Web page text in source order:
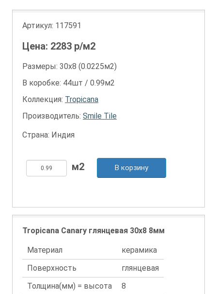
Артикул: 117591
Цена: 2283 р/м2
Размеры: 30х8 (0.0225м2)
В коробке: 44шт / 0.99м2
Коллекция: Tropicana
Производитель: Smile Tile
Страна: Индия
В корзину
Tropicana Canary глянцевая 30x8 8мм
Материал
керамика
Поверхность
глянцевая
Толщина(мм) = высота
8